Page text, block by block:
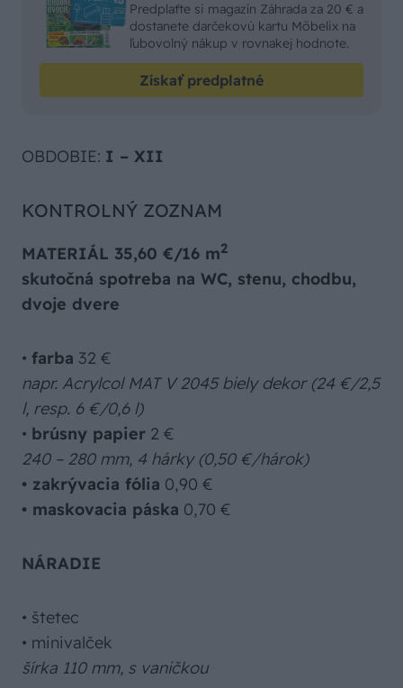
Predplaťte si magazín Záhrada za 20 € a
dostanete darčekovú kartu Möbelix na
ľubovolný nákup v rovnakej hodnote.
Získať predplatné
OBDOBIE: I – XII
KONTROLNÝ ZOZNAM
MATERIÁL 35,60 €/16 m2
skutočná spotreba na WC, stenu, chodbu,
dvoje dvere
• farba 32 €
napr. Acrylcol MAT V 2045 biely dekor (24 €/2,5
l, resp. 6 €/0,6 l)
• brúsny papier 2 €
240 – 280 mm, 4 hárky (0,50 €/hárok)
• zakrývacia fólia 0,90 €
• maskovacia páska 0,70 €
NÁRADIE
• štetec
• minivalček
šírka 110 mm, s vaničkou